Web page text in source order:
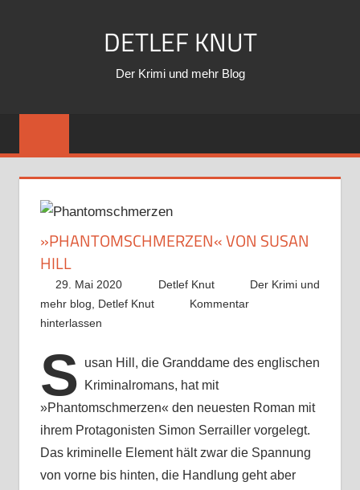
DETLEF KNUT
Der Krimi und mehr Blog
»PHANTOMSCHMERZEN« VON SUSAN
HILL
29. Mai 2020 Detlef Knut
Der Krimi und
mehr blog, Detlef Knut
Kommentar
hinterlassen
S usan Hill, die Granddame des englischen
Kriminalromans, hat mit
»Phantomschmerzen« den neuesten Roman mit
ihrem Protagonisten Simon Serrailler vorgelegt.
Das kriminelle Element hält zwar die Spannung
von vorne bis hinten, die Handlung geht aber